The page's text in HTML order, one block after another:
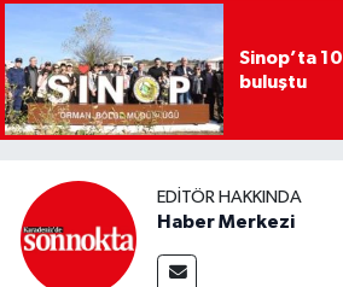
Sinop’ta
buluştu
EDITÖR HAKKINDA
Haber Merkezi